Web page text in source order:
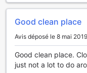
Good clean place
Avis déposé le 8 mai 2019
Good clean place.
just not a lot to do